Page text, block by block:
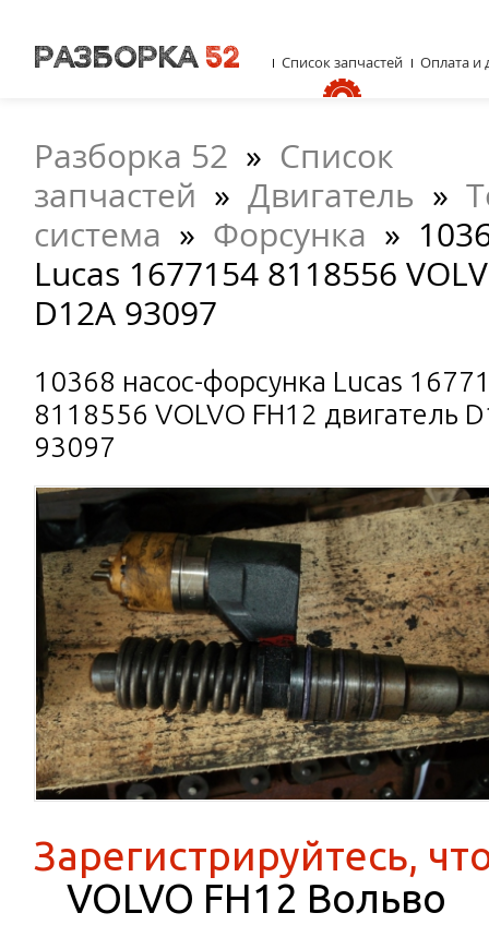
Разборка 52 » Список
запчастей » Двигатель »
система » Форсунка »
Lucas 1677154 8118556
D12A 93097
10368 насос-форсунка Lucas
8118556 VOLVO FH12 двигатель
93097
Зарегистрируйтесь,
VOLVO FH12 Вольво
Список запчастей Оплата и